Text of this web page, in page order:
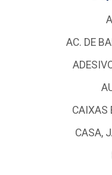
AC. DE
CAIXAS
CASA,